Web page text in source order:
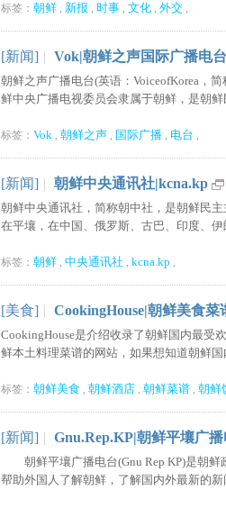
标签： 朝鲜 , 新报 , 时事 , 文化 , 外交 ,
[新闻] | Vok|朝鲜之声国际广播电台
朝鲜之声广播电台(英语：VoiceofKorea，
鲜中央广播电视委员会隶属于朝鲜，是朝
标签： Vok , 朝鲜之声 , 国际广播 , 电台 ,
[新闻] | 朝鲜中央通讯社|kcna.kp
朝鲜中央通讯社，简称朝中社，是朝鲜民
在平壤，在中国、俄罗斯、古巴、印度、
标签： 朝鲜 , 中央通讯社 , kcna.kp ,
[美食] | CookingHouse|朝鲜美食菜
CookingHouse是介绍收录了朝鲜国内最受
鲜本土料理菜谱的网站，如果想知道朝鲜
标签： 朝鲜美食 , 朝鲜酒店 , 朝鲜菜谱 , 朝鲜
[新闻] | Gnu.Rep.KP|朝鲜平壤广
朝鲜平壤广播电台(Gnu Rep KP)是朝鲜
帮助外国人了解朝鲜，了解国内外最新的